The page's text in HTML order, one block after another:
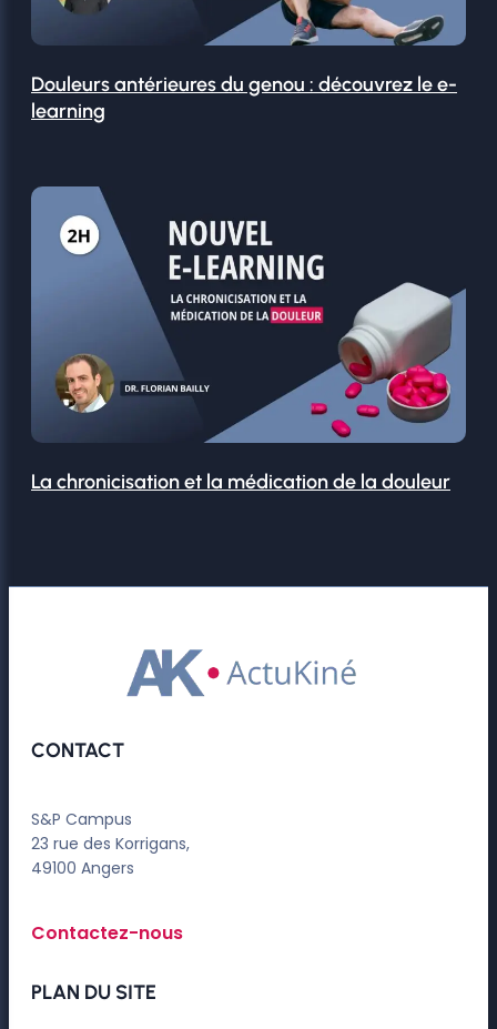
Douleurs antérieures du genou : découvrez le e-
learning
La chronicisation et la médication de la douleur
CONTACT
S&P Campus
23 rue des Korrigans,
49100 Angers
Contactez-nous
PLAN DU SITE